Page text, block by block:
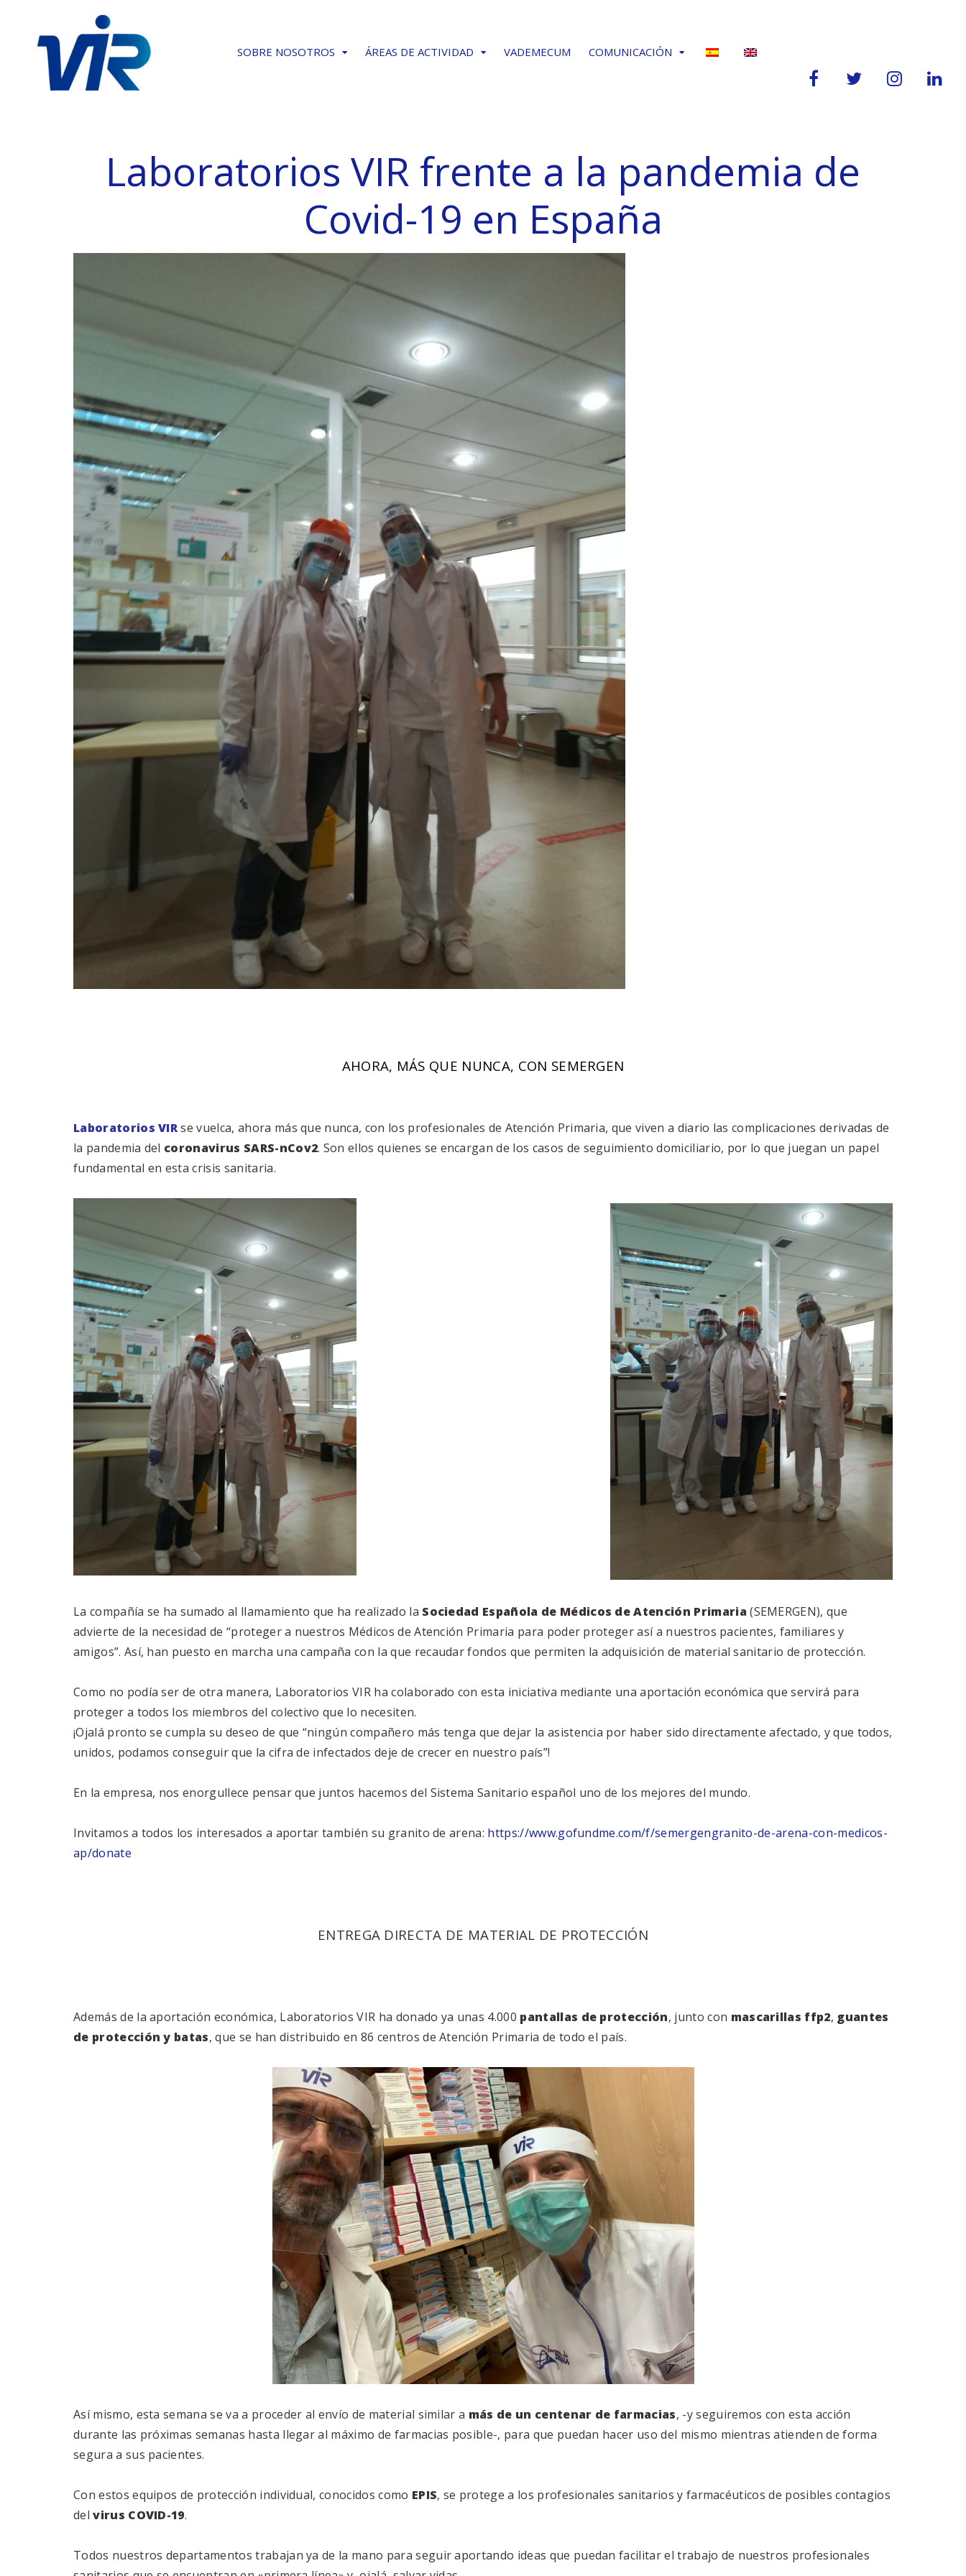
SOBRE NOSOTROS ÁREAS DE ACTIVIDAD VADEMECUM COMUNICACIÓN
Laboratorios VIR frente a la pandemia de
Covid-19 en España
AHORA, MÁS QUE NUNCA, CON SEMERGEN
Laboratorios VIRse vuelca, ahora más que nunca, con los profesionales de Atención Primaria, que viven a diario las complicaciones derivadas de
la pandemia del coronavirus SARS-nCov2. Son ellos quienes se encargan de los casos de seguimiento domiciliario, por lo que juegan un papel
fundamental en esta crisis sanitaria.
La compañía se ha sumado al llamamiento que ha realizado la Sociedad Española de Médicos de Atención Primaria (SEMERGEN), que
advierte de la necesidad de “proteger a nuestros Médicos de Atención Primaria para poder proteger así a nuestros pacientes, familiares y
amigos”. Así, han puesto en marcha una campaña con la que recaudar fondos que permiten la adquisición de material sanitario de protección.
Como no podía ser de otra manera, Laboratorios VIR ha colaborado con esta iniciativa mediante una aportación económica que servirá para
proteger a todos los miembros del colectivo que lo necesiten.
¡Ojalá pronto se cumpla su deseo de que “ningún compañero más tenga que dejar la asistencia por haber sido directamente afectado, y que todos,
unidos, podamos conseguir que la cifra de infectados deje de crecer en nuestro país”!
En la empresa, nos enorgullece pensar que juntos hacemos del Sistema Sanitario español uno de los mejores del mundo.
Invitamos a todos los interesados a aportar también su granito de arena: https://www.gofundme.com/f/semergengranito-de-arena-con-medicos-
ap/donate
ENTREGA DIRECTA DE MATERIAL DE PROTECCIÓN
Además de la aportación económica, Laboratorios VIR ha donado ya unas 4.000 pantallas de protección, junto con mascarillas ffp2, guantes
de protección y batas, que se han distribuido en 86 centros de Atención Primaria de todo el país.
Así mismo, esta semana se va a proceder al envío de material similar a más de un centenar de farmacias, -y seguiremos con esta acción
durante las próximas semanas hasta llegar al máximo de farmacias posible-, para que puedan hacer uso del mismo mientras atienden de forma
segura a sus pacientes.
Con estos equipos de protección individual, conocidos como EPIS, se protege a los profesionales sanitarios y farmacéuticos de posibles contagios
delvirus COVID-19.
Todos nuestros departamentos trabajan ya de la mano para seguir aportando ideas que puedan facilitar el trabajo de nuestros profesionales